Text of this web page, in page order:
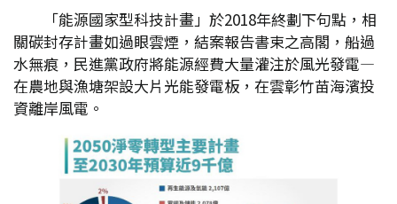
「能源國家型科技計畫」於2018年終劃下句點，相
關碳封存計畫如過眼雲煙，結案報告書束之高閣，船過
水無痕，民進黨政府將能源經費大量灌注於風光發電—
在農地與漁塘架設大片光能發電板，在雲彰竹苗海濱投
資離岸風電。